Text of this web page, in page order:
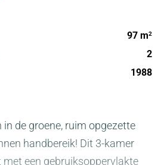
97 m2
2
1988
in de groene, ruim opgezette
handbereik! Dit 3-kamer
een gebruiksoppervlakte